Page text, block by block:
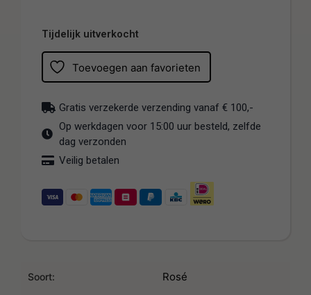
Tijdelijk uitverkocht
Toevoegen aan favorieten
Gratis verzekerde verzending vanaf € 100,-
Op werkdagen voor 15:00 uur besteld, zelfde
dag verzonden
Veilig betalen
Soort: Rosé